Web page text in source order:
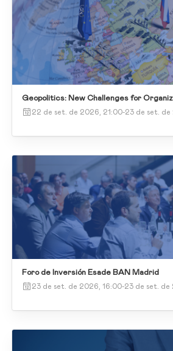
Geopolitics: New Challenges for
22 de set. de 2026, 21:00-23 de set.
Foro de Inversión Esade BAN Madrid
23 de set. de 2026, 16:00-23 de set. de